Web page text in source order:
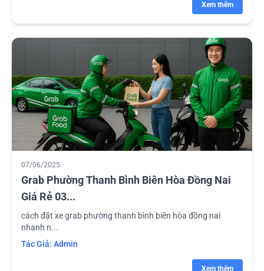
Xem thêm
07/06/2025
Grab Phường Thanh Bình Biên Hòa Đồng Nai
Giá Rẻ 03...
cách đặt xe grab phường thanh bình biên hòa đồng nai
nhanh n...
Tác Giả: Admin
Xem thêm